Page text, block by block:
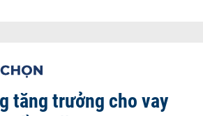
tăng trưởng cho vay